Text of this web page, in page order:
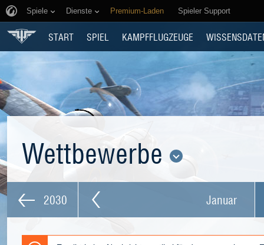
Spiele Dienste Premium-Laden Spieler Support
START SPIEL KAMPFFLUGZEUGE
Wettbewerbe
2030 Januar